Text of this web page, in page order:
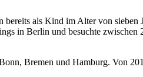
als Kind im Alter von sieben
in Berlin und besuchte
Bremen und Hamburg. Von